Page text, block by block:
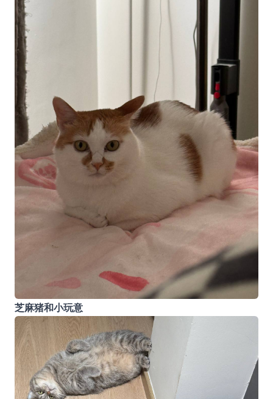
芝麻猪和小玩意